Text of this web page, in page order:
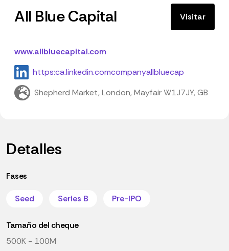
All Blue Capital Visitar
www.allbluecapital.com
https:ca.linkedin.comcompanyallbluecap
Shepherd Market, London, Mayfair W1J7JY, GB
Detalles
Fases
Seed Series B Pre-IPO
Tamaño del cheque
500K - 100M